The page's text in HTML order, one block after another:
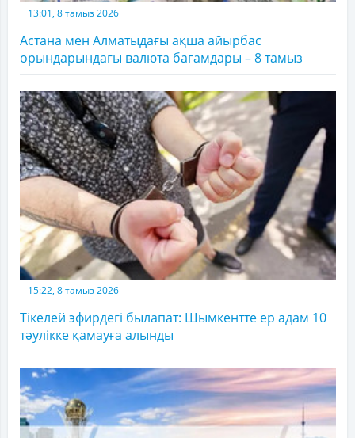
13:01, 8 тамыз 2026
Астана мен Алматыдағы ақша айырбас
орындарындағы валюта бағамдары – 8 тамыз
15:22, 8 тамыз 2026
Тікелей эфирдегі былапат: Шымкентте ер адам 10
тәулікке қамауға алынды